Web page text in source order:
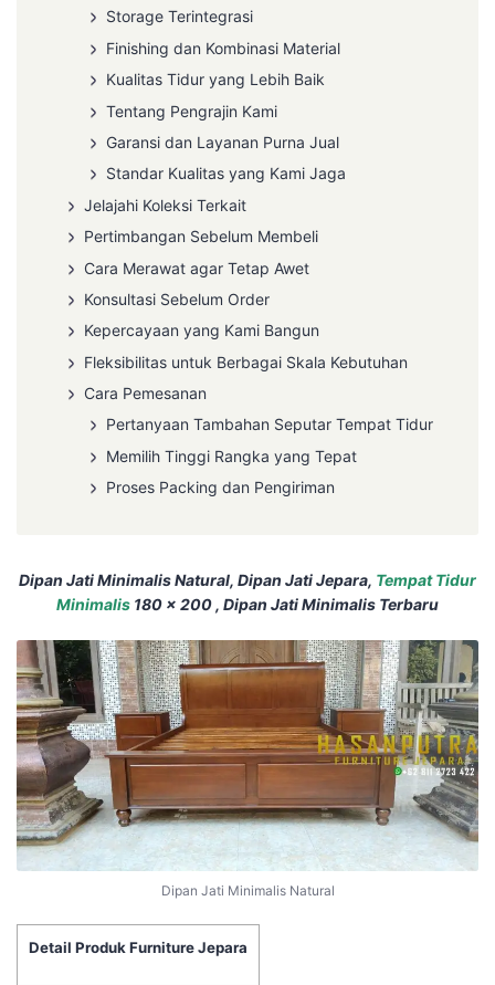
Storage Terintegrasi
Finishing dan Kombinasi Material
Kualitas Tidur yang Lebih Baik
Tentang Pengrajin Kami
Garansi dan Layanan Purna Jual
Standar Kualitas yang Kami Jaga
Jelajahi Koleksi Terkait
Pertimbangan Sebelum Membeli
Cara Merawat agar Tetap Awet
Konsultasi Sebelum Order
Kepercayaan yang Kami Bangun
Fleksibilitas untuk Berbagai Skala Kebutuhan
Cara Pemesanan
Pertanyaan Tambahan Seputar Tempat Tidur
Memilih Tinggi Rangka yang Tepat
Proses Packing dan Pengiriman
Dipan Jati Minimalis Natural, Dipan Jati Jepara, Tempat Tidur
Minimalis 180 x 200 , Dipan Jati Minimalis Terbaru
Dipan Jati Minimalis Natural
Detail Produk Furniture Jepara